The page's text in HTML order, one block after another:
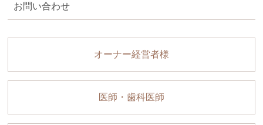
お問い合わせ
オーナー経営者様
医師・歯科医師